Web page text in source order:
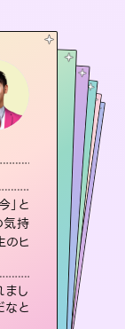
」と
気持
のヒ
し
なと
実績
術経
り良
こち
らっ
性）
など
愛や片
知りた
ことを
す。
所や濁
分の気
）
縁 など
ます。
定して
りまし
復縁 など
曖昧な関
、友達以上
本音を丁
ます。
りに行
ありが
）
など
択肢があり
ているあな
その未来を
す。
本心など
。対策が
代）